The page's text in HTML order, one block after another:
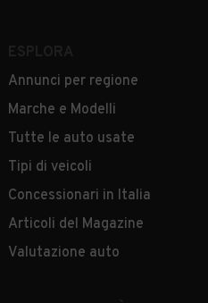
Annunci per regione
Marche e Modelli
Tutte le auto usate
Tipi di veicoli
Concessionari in Italia
Articoli del Magazine
Valutazione auto